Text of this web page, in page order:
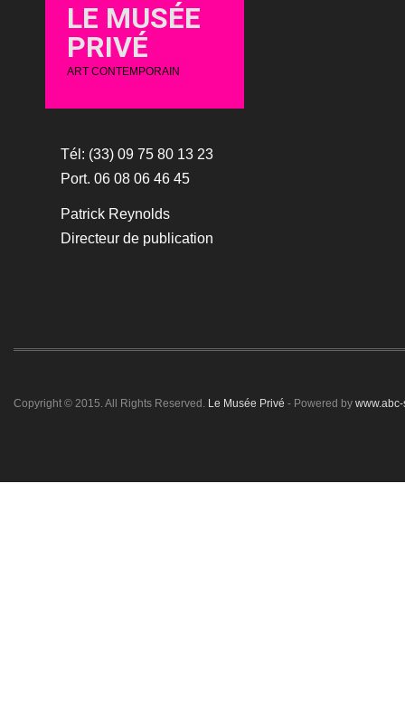
LE MUSÉE
PRIVÉ
ART CONTEMPORAIN
Tél: (33) 09 75 80 13 23
Port. 06 08 06 46 45
Patrick Reynolds
Directeur de publication
Copyright © 2015. All Rights Reserved. Le Musée Privé - Powered by